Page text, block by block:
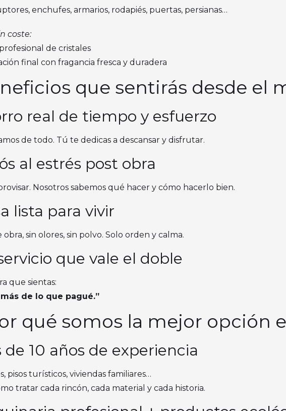
enchufes, armarios, rodapiés, puertas, persianas…
coste:
de cristales
final con fragancia fresca y duradera
que sentirás desde el
real de tiempo y esfuerzo
de todo. Tú te dedicas a descansar y disfrutar.
al estrés post obra
Nosotros sabemos qué hacer y cómo hacerlo bien.
lista para vivir
obra, sin olores, sin polvo. Solo orden y calma.
que vale el doble
que sientas:
de lo que pagué.”
qué somos la mejor opción
de 10 años de experiencia
pisos turísticos, viviendas familiares…
tratar cada rincón, cada material y cada historia.